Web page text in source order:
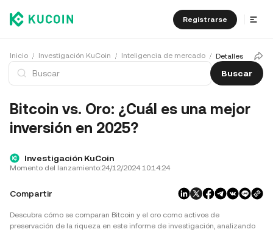
Registrarse
Inicio Investigación KuCoin Inteligencia de mercado Detalles
Buscar
Bitcoin vs. Oro: ¿Cuál es una mejor
inversión en 2025?
Investigación KuCoin
Momento del lanzamiento:24/12/2024 10:14:24
Compartir
Descubra cómo se comparan Bitcoin y el oro como activos de
preservación de la riqueza en este informe de investigación, analizando